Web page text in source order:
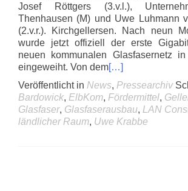
Josef Röttgers (3.v.l.),
Thenhausen (M) und Uwe Luhmann
(2.v.r.). Kirchgellersen. Nach neun
wurde jetzt offiziell der erste
neuen kommunalen Glasfasernetz
eingeweiht. Von dem[…]
Veröffentlicht in News, Pressearchiv
Bardowick, ElbKom, Fördermittel,
Glasfaser, Glasfaserausbau, LAN
ländlicher Raum, Uwe Krabbe